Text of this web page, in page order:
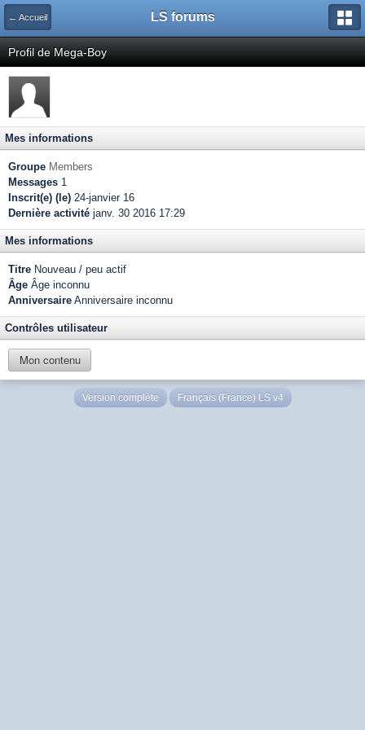
← Accueil LS forums
Profil de Mega-Boy
Mes informations
Groupe Members
Messages 1
Inscrit(e) (le) 24-janvier 16
Dernière activité janv. 30 2016 17:29
Mes informations
Titre Nouveau / peu actif
Âge Âge inconnu
Anniversaire Anniversaire inconnu
Contrôles utilisateur
Mon contenu
Version complète Français (France) LS v4